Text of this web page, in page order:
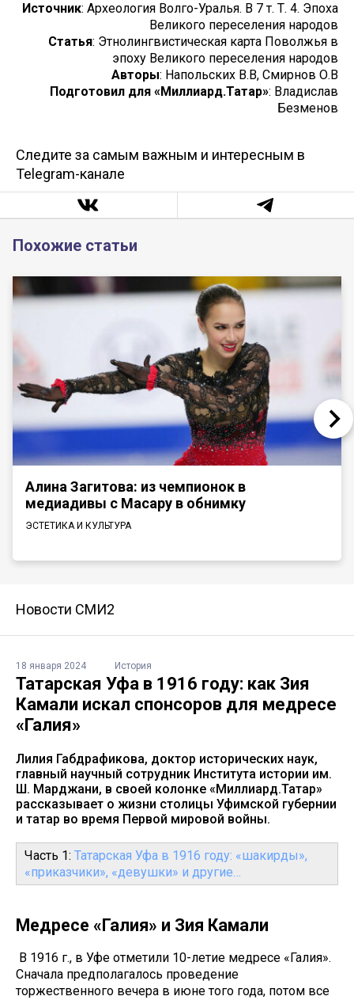
Источник: Археология Волго-Уралья. В 7 т. Т. 4. Эпоха
Великого переселения народов
Статья: Этнолингвистическая карта Поволжья в
эпоху Великого переселения народов
Авторы: Напольских В.В, Смирнов О.В
Подготовил для «Миллиард.Татар»: Владислав
Безменов
Следите за самым важным и интересным в
Telegram-канале
Похожие статьи
Алина Загитова: из чемпионок в
медиадивы с Масару в обнимку
ЭСТЕТИКА И КУЛЬТУРА
Новости СМИ2
18 января 2024 История
Татарская Уфа в 1916 году: как Зия
Камали искал спонсоров для медресе
«Галия»
Лилия Габдрафикова, доктор исторических наук,
главный научный сотрудник Института истории им.
Ш. Марджани, в своей колонке «Миллиард.Татар»
рассказывает о жизни столицы Уфимской губернии
и татар во время Первой мировой войны.
Часть 1: Татарская Уфа в 1916 году: «шакирды»,
«приказчики», «девушки» и другие…
Медресе «Галия» и Зия Камали
В 1916 г., в Уфе отметили 10-летие медресе «Галия».
Сначала предполагалось проведение
торжественного вечера в июне того года, потом все